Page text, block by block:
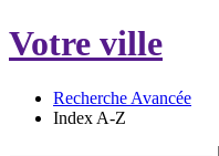
Votre ville
Recherche Avancée
Index A-Z